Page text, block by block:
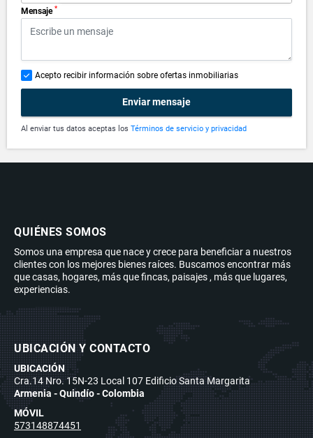
Mensaje *
Acepto recibir información sobre ofertas inmobiliarias
Enviar mensaje
Al enviar tus datos aceptas los Términos de servicio y privacidad
QUIÉNES SOMOS
Somos una empresa que nace y crece para beneficiar a nuestros
clientes con los mejores bienes raíces. Buscamos encontrar más
que casas, hogares, más que fincas, paisajes , más que lugares,
experiencias.
UBICACIÓN Y CONTACTO
UBICACIÓN
Cra.14 Nro. 15N-23 Local 107 Edificio Santa Margarita
Armenia - Quindío - Colombia
MÓVIL
573148874451